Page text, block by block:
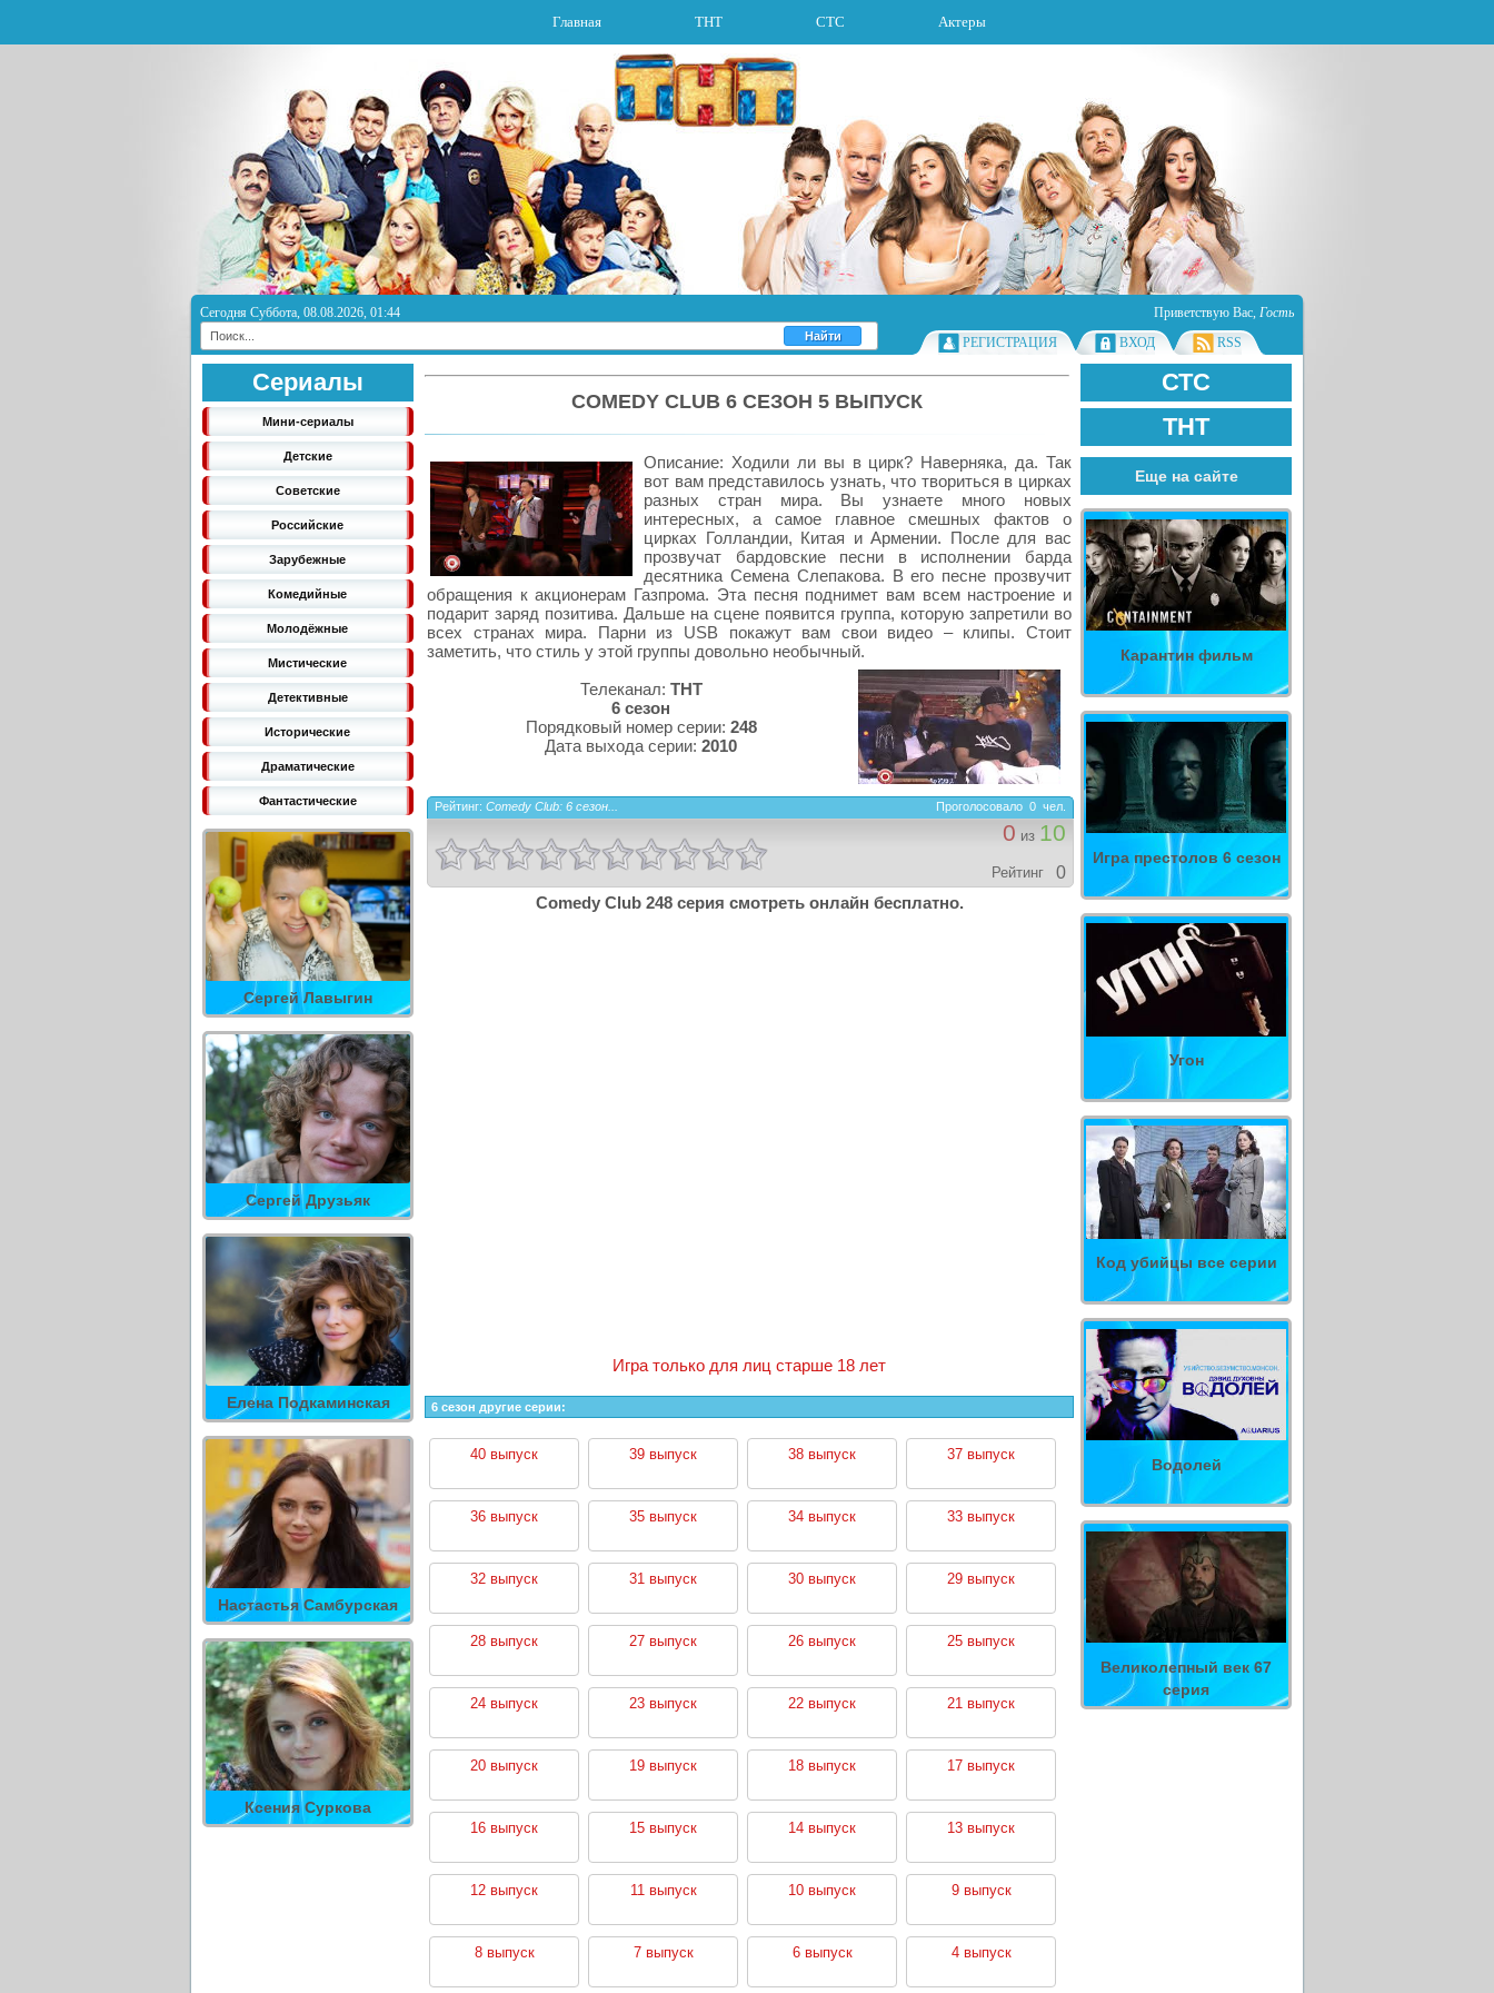
Главная ТНТ СТС Актеры
Сегодня Суббота, 08.08.2026, 01:44 Приветствую Вас, Гость
РЕГИСТРАЦИЯ
ВХОД RSS
Сериалы
Мини-сериалы
Детские
Советские
Российские
Зарубежные
Комедийные
Молодёжные
Мистические
Детективные
Исторические
Драматические
Фантастические
Сергей Лавыгин
Сергей Друзьяк
Елена Подкаминская
Настастья Самбурская
Ксения Суркова
СТС
ТНТ
Еще на сайте
Карантин фильм
Игра престолов 6 сезон
Угон
Код убийцы все серии
Водолей
Великолепный век 67
серия
COMEDY CLUB 6 СЕЗОН 5 ВЫПУСК
Описание: Ходили ли вы в цирк? Наверняка, да. Так
вот вам представилось узнать, что твориться в цирках
разных стран мира. Вы узнаете много новых
интересных, а самое главное смешных фактов о
цирках Голландии, Китая и Армении. После для вас
прозвучат бардовские песни в исполнении барда
десятника Семена Слепакова. В его песне прозвучит
обращения к акционерам Газпрома. Эта песня поднимет вам всем настроение и
подарит заряд позитива. Дальше на сцене появится группа, которую запретили во
всех странах мира. Парни из USB покажут вам свои видео – клипы. Стоит
заметить, что стиль у этой группы довольно необычный.
Телеканал: ТНТ
6 сезон
Порядковый номер серии: 248
Дата выхода серии: 2010
Рейтинг: Comedy Club: 6 сезон... Проголосовало 0 чел.
0 из 10
Рейтинг
0
Comedy Club 248 серия смотреть онлайн бесплатно.
Игра только для лиц старше 18 лет
6 сезон другие серии:
40 выпуск 39 выпуск 38 выпуск 37 выпуск
36 выпуск 35 выпуск 34 выпуск 33 выпуск
32 выпуск 31 выпуск 30 выпуск 29 выпуск
28 выпуск 27 выпуск 26 выпуск 25 выпуск
24 выпуск 23 выпуск 22 выпуск 21 выпуск
20 выпуск 19 выпуск 18 выпуск 17 выпуск
16 выпуск 15 выпуск 14 выпуск 13 выпуск
12 выпуск 11 выпуск 10 выпуск 9 выпуск
8 выпуск 7 выпуск 6 выпуск 4 выпуск